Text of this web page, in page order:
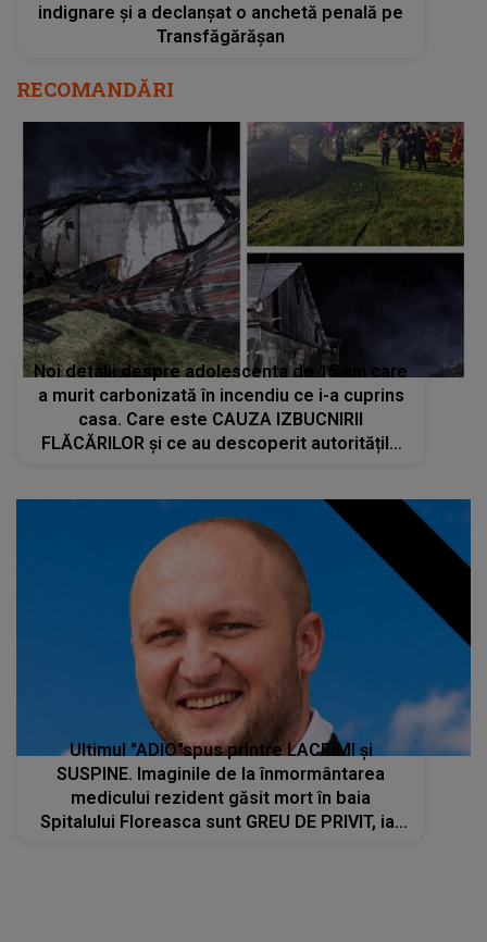
indignare și a declanșat o anchetă penală pe
Transfăgărășan
RECOMANDĂRI
Noi detalii despre adolescenta de 15 ani care
a murit carbonizată în incendiu ce i-a cuprins
casa. Care este CAUZA IZBUCNIRII
FLĂCĂRILOR și ce au descoperit autoritățile
Ultimul "ADIO"spus printre LACRIMI și
SUSPINE. Imaginile de la înmormântarea
medicului rezident găsit mort în baia
Spitalului Floreasca sunt GREU DE PRIVIT, iar